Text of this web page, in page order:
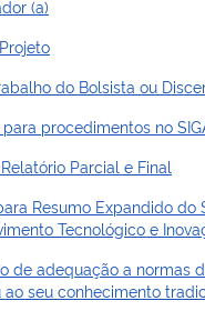
(a)
do Bolsista ou
procedimentos no
Parcial e Final
Resumo Expandido do
Tecnológico e
de adequação a normas
seu conhecimento